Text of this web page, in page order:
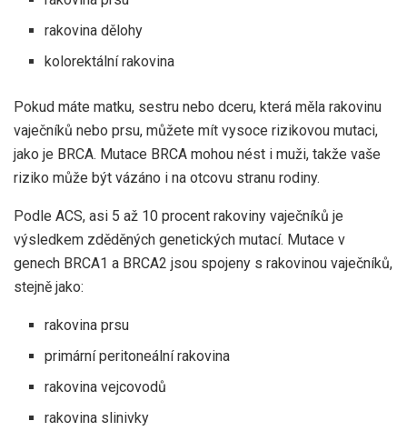
rakovina dělohy
kolorektální rakovina
Pokud máte matku, sestru nebo dceru, která měla rakovinu
vaječníků nebo prsu, můžete mít vysoce rizikovou mutaci,
jako je BRCA. Mutace BRCA mohou nést i muži, takže vaše
riziko může být vázáno i na otcovu stranu rodiny.
Podle ACS, asi 5 až 10 procent rakoviny vaječníků je
výsledkem zděděných genetických mutací. Mutace v
genech BRCA1 a BRCA2 jsou spojeny s rakovinou vaječníků,
stejně jako:
rakovina prsu
primární peritoneální rakovina
rakovina vejcovodů
rakovina slinivky